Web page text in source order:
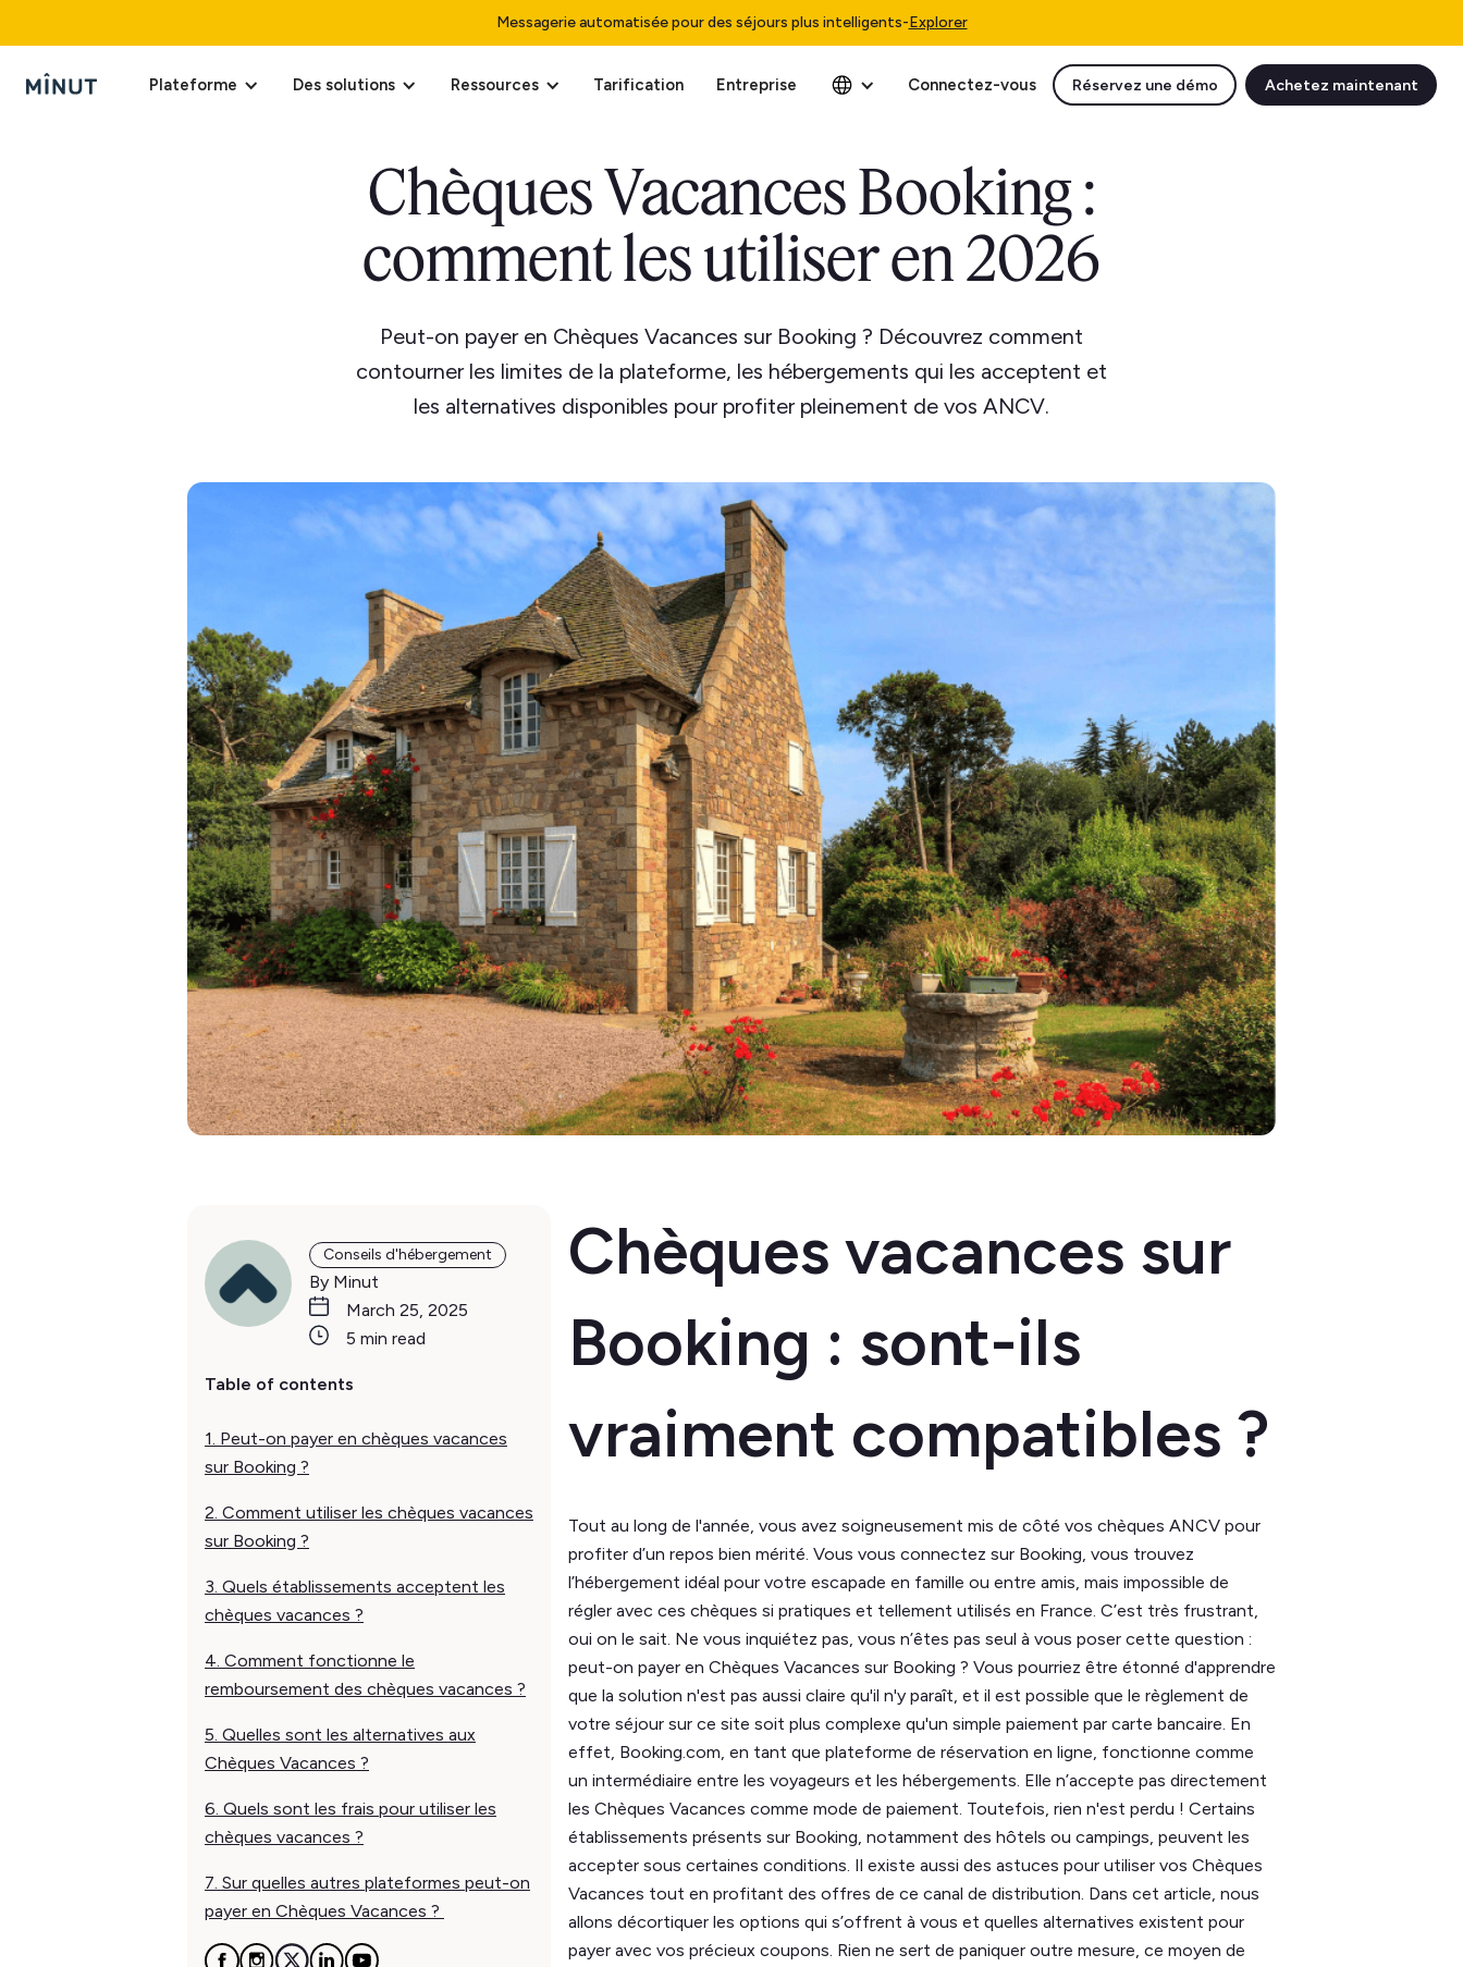
Messagerie automatisée pour des séjours plus intelligents-Explorer
Plateforme Des solutions Ressources Tarification Entreprise Connectez-vous Réservez une démo Achetez maintenant
Chèques Vacances Booking :
comment les utiliser en 2026
Peut-on payer en Chèques Vacances sur Booking ? Découvrez comment
contourner les limites de la plateforme, les hébergements qui les acceptent et
les alternatives disponibles pour profiter pleinement de vos ANCV.
Conseils d'hébergement
By Minut
March 25, 2025
5 min read
Table of contents
1. Peut-on payer en chèques vacances
sur Booking ?
2. Comment utiliser les chèques vacances
sur Booking ?
3. Quels établissements acceptent les
chèques vacances ?
4. Comment fonctionne le
remboursement des chèques vacances ?
5. Quelles sont les alternatives aux
Chèques Vacances ?
6. Quels sont les frais pour utiliser les
chèques vacances ?
7. Sur quelles autres plateformes peut-on
payer en Chèques Vacances ?
Chèques vacances sur
Booking : sont-ils
vraiment compatibles ?
Tout au long de l'année, vous avez soigneusement mis de côté vos chèques ANCV pour
profiter d’un repos bien mérité. Vous vous connectez sur Booking, vous trouvez
l’hébergement idéal pour votre escapade en famille ou entre amis, mais impossible de
régler avec ces chèques si pratiques et tellement utilisés en France. C’est très frustrant,
oui on le sait. Ne vous inquiétez pas, vous n’êtes pas seul à vous poser cette question :
peut-on payer en Chèques Vacances sur Booking ? Vous pourriez être étonné d'apprendre
que la solution n'est pas aussi claire qu'il n'y paraît, et il est possible que le règlement de
votre séjour sur ce site soit plus complexe qu'un simple paiement par carte bancaire. En
effet, Booking.com, en tant que plateforme de réservation en ligne, fonctionne comme
un intermédiaire entre les voyageurs et les hébergements. Elle n’accepte pas directement
les Chèques Vacances comme mode de paiement. Toutefois, rien n'est perdu ! Certains
établissements présents sur Booking, notamment des hôtels ou campings, peuvent les
accepter sous certaines conditions. Il existe aussi des astuces pour utiliser vos Chèques
Vacances tout en profitant des offres de ce canal de distribution. Dans cet article, nous
allons décortiquer les options qui s’offrent à vous et quelles alternatives existent pour
payer avec vos précieux coupons. Rien ne sert de paniquer outre mesure, ce moyen de